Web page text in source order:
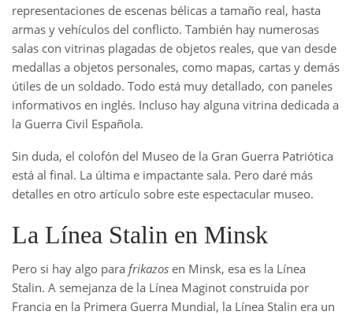
representaciones de escenas bélicas a tamaño real, hasta
armas y vehículos del conflicto. También hay numerosas
salas con vitrinas plagadas de objetos reales, que van desde
medallas a objetos personales, como mapas, cartas y demás
útiles de un soldado. Todo está muy detallado, con paneles
informativos en inglés. Incluso hay alguna vitrina dedicada a
la Guerra Civil Española.
Sin duda, el colofón del Museo de la Gran Guerra Patriótica
está al final. La última e impactante sala. Pero daré más
detalles en otro artículo sobre este espectacular museo.
La Línea Stalin en Minsk
Pero si hay algo para frikazos en Minsk, esa es la Línea
Stalin. A semejanza de la Línea Maginot construida por
Francia en la Primera Guerra Mundial, la Línea Stalin era un